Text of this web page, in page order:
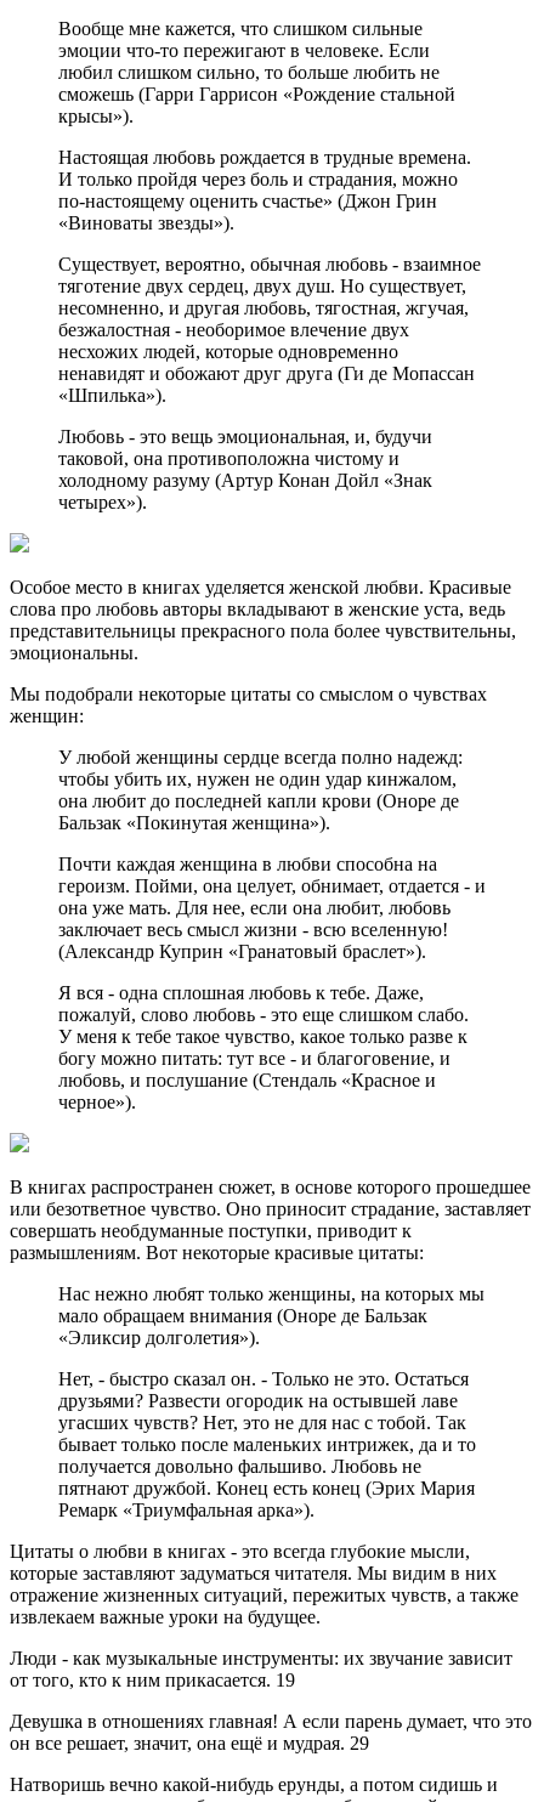
Вообще мне кажется, что слишком сильные
эмоции что-то пережигают в человеке. Если
любил слишком сильно, то больше любить не
сможешь (Гарри Гаррисон «Рождение стальной
крысы»).
Настоящая любовь рождается в трудные времена.
И только пройдя через боль и страдания, можно
по-настоящему оценить счастье» (Джон Грин
«Виноваты звезды»).
Существует, вероятно, обычная любовь - взаимное
тяготение двух сердец, двух душ. Но существует,
несомненно, и другая любовь, тягостная, жгучая,
безжалостная - необоримое влечение двух
несхожих людей, которые одновременно
ненавидят и обожают друг друга (Ги де Мопассан
«Шпилька»).
Любовь - это вещь эмоциональная, и, будучи
таковой, она противоположна чистому и
холодному разуму (Артур Конан Дойл «Знак
четырех»).
Особое место в книгах уделяется женской любви. Красивые
слова про любовь авторы вкладывают в женские уста, ведь
представительницы прекрасного пола более чувствительны,
эмоциональны.
Мы подобрали некоторые цитаты со смыслом о чувствах
женщин:
У любой женщины сердце всегда полно надежд:
чтобы убить их, нужен не один удар кинжалом,
она любит до последней капли крови (Оноре де
Бальзак «Покинутая женщина»).
Почти каждая женщина в любви способна на
героизм. Пойми, она целует, обнимает, отдается - и
она уже мать. Для нее, если она любит, любовь
заключает весь смысл жизни - всю вселенную!
(Александр Куприн «Гранатовый браслет»).
Я вся - одна сплошная любовь к тебе. Даже,
пожалуй, слово любовь - это еще слишком слабо.
У меня к тебе такое чувство, какое только разве к
богу можно питать: тут все - и благоговение, и
любовь, и послушание (Стендаль «Красное и
черное»).
В книгах распространен сюжет, в основе которого прошедшее
или безответное чувство. Оно приносит страдание, заставляет
совершать необдуманные поступки, приводит к
размышлениям. Вот некоторые красивые цитаты:
Нас нежно любят только женщины, на которых мы
мало обращаем внимания (Оноре де Бальзак
«Эликсир долголетия»).
Нет, - быстро сказал он. - Только не это. Остаться
друзьями? Развести огородик на остывшей лаве
угасших чувств? Нет, это не для нас с тобой. Так
бывает только после маленьких интрижек, да и то
получается довольно фальшиво. Любовь не
пятнают дружбой. Конец есть конец (Эрих Мария
Ремарк «Триумфальная арка»).
Цитаты о любви в книгах - это всегда глубокие мысли,
которые заставляют задуматься читателя. Мы видим в них
отражение жизненных ситуаций, пережитых чувств, а также
извлекаем важные уроки на будущее.
Люди - как музыкальные инструменты: их звучание зависит
от того, кто к ним прикасается. 19
Девушка в отношениях главная! А если парень думает, что это
он все решает, значит, она ещё и мудрая. 29
Натворишь вечно какой-нибудь ерунды, а потом сидишь и